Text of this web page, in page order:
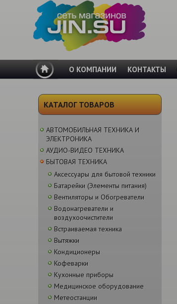
О КОМПАНИИ КОНТАКТЫ
КАТАЛОГ ТОВАРОВ
АВТОМОБИЛЬНАЯ ТЕХНИКА И
ЭЛЕКТРОНИКА
АУДИО-ВИДЕО ТЕХНИКА
БЫТОВАЯ ТЕХНИКА
Аксессуары для бытовой техники
Батарейки (Элементы питания)
Вентиляторы и Обогреватели
Водонагреватели и
воздухоочистители
Встраиваемая техника
Вытяжки
Кондиционеры
Кофеварки
Кухонные приборы
Медицинское оборудование
Метеостанции